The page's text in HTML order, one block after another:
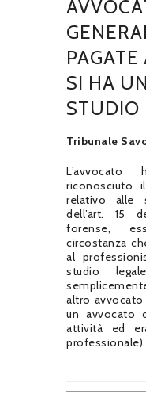
SI HA
STUDIO
Tribunale
riconosciuto
relativo alle
dell’art. 15
forense,
circostanza
al
studio
altro
un avvocato
attività ed
professionale).